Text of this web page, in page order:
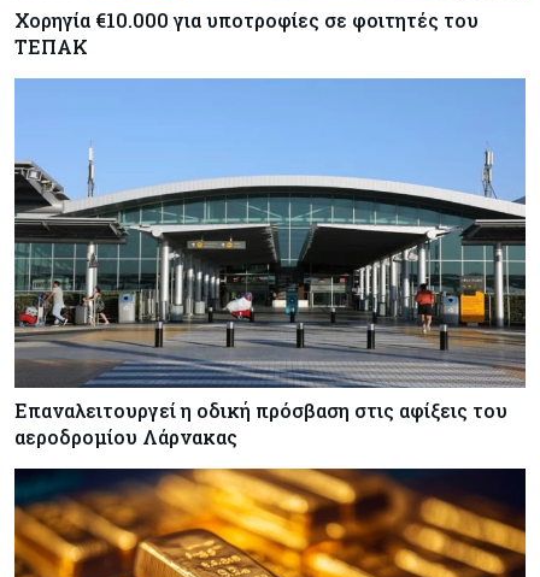
Χορηγία €10.000 για υποτροφίες σε φοιτητές του
ΤΕΠΑΚ
Επαναλειτουργεί η οδική πρόσβαση στις αφίξεις του
αεροδρομίου Λάρνακας